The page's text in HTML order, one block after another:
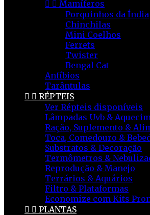
  Mamíferos
Porquinhos da Índia
Chinchilas
Mini Coelhos
Ferrets
Twister
Bengal Cat
Anfíbios
Tarântulas
  RÉPTEIS
Ver Répteis disponíveis
Lâmpadas Uvb &
Ração, Suplemento &
Toca, Comedouro &
Substratos & Decoração
Termômetros &
Reprodução & Manejo
Terrários & Aquários
Filtro & Plataformas
Economize com Kits
  PLANTAS